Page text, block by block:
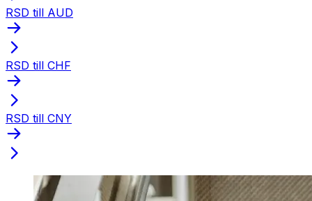
RSD till AUD
RSD till CHF
RSD till CNY